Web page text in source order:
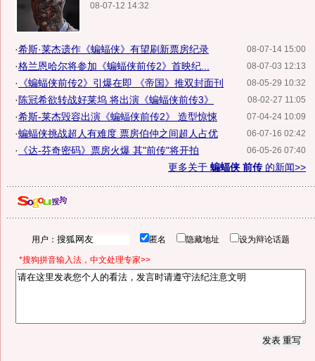
08-07-12 14:32
08-07-14 15:00
·希斯·莱杰遗作《蝙蝠侠》有望刷新票房纪录
08-07-03 12:13
·格兰恩哈尔将参加《蝙蝠侠前传2》首映纪...
08-05-29 10:32
· 《蝙蝠侠前传2》引爆在即 《帝国》推双封面刊
08-02-27 11:05
· 陈冠希欲转战好莱坞 将出演《蝙蝠侠前传3》
07-04-24 10:09
·希斯-莱杰毁容出演《蝙蝠侠前传2》 造型惊悚
06-07-16 02:42
·蝙蝠侠挑战超人有难度 票房伯仲之间超人占优
06-05-26 07:40
·
《达-芬奇密码》票房火爆 其"前传"将开拍
更多关于 蝙蝠侠 前传的新闻>>
用户： 匿名 隐藏地址 设为辩论话题
*搜狗拼音输入法，中文处理专家>>